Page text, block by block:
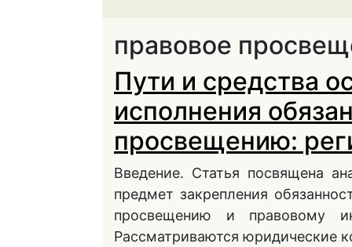
правовое
Пути и средства
исполнения
просвещению:
Введение. Статья посвящена
предмет закрепления
просвещению и правовому
Рассматриваются юридические